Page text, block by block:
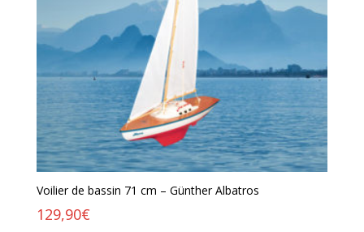
Voilier de bassin 71 cm – Günther Albatros
129,90€